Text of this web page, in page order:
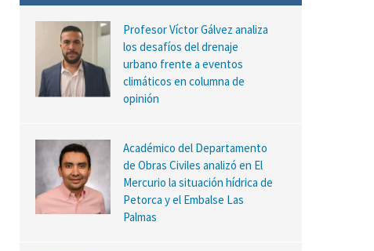
Profesor Víctor Gálvez analiza
los desafíos del drenaje
urbano frente a eventos
climáticos en columna de
opinión
Académico del Departamento
de Obras Civiles analizó en El
Mercurio la situación hídrica de
Petorca y el Embalse Las
Palmas